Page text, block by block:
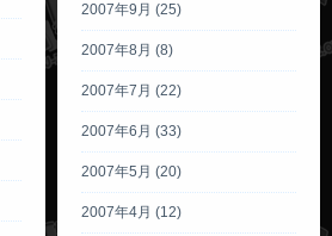
2007年9月 (25)
2007年8月 (8)
2007年7月 (22)
2007年6月 (33)
2007年5月 (20)
2007年4月 (12)